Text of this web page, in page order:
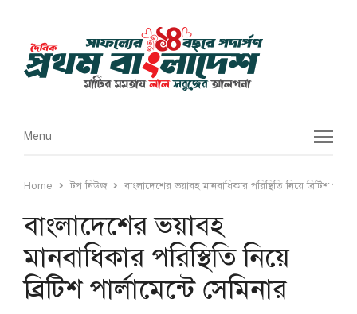
Menu
Menu
Home টপ নিউজ বাংলাদেশের ভয়াবহ মানবাধিকার পরিস্থিতি নিয়ে ব্রিটিশ
বাংলাদেশের ভয়াবহ
মানবাধিকার পরিস্থিতি নিয়ে
ব্রিটিশ পার্লামেন্টে সেমিনার